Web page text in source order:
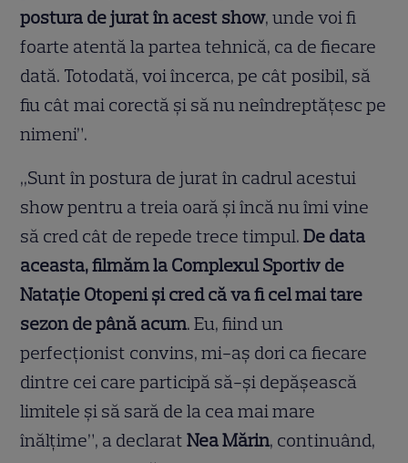
postura de jurat în acest show, unde voi fi
foarte atentă la partea tehnică, ca de fiecare
dată. Totodată, voi încerca, pe cât posibil, să
fiu cât mai corectă și să nu neîndreptățesc pe
nimeni”.
,,Sunt în postura de jurat în cadrul acestui
show pentru a treia oară și încă nu îmi vine
să cred cât de repede trece timpul. De data
aceasta, filmăm la Complexul Sportiv de
Natație Otopeni și cred că va fi cel mai tare
sezon de până acum. Eu, fiind un
perfecționist convins, mi-aș dori ca fiecare
dintre cei care participă să-și depășească
limitele și să sară de la cea mai mare
înălțime”, a declaratNea Mărin, continuând,